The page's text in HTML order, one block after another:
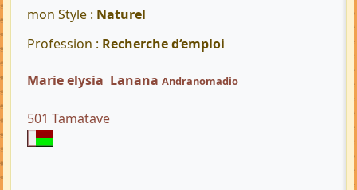
mon Style : Naturel
Profession : Recherche d‘emploi
Marie elysia Lanana Andranomadio
501 Tamatave